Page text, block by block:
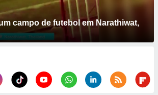
campo de futebol em Narathiwat,